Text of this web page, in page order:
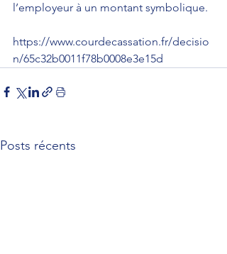
l’employeur à un montant symbolique.
https://www.courdecassation.fr/decisio
n/65c32b0011f78b0008e3e15d
Posts récents